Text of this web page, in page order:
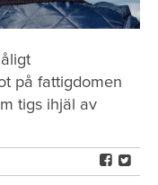
på fattigdomen
tigs ihjäl av